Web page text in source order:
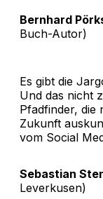
Bernhard
Buch-Autor)
Es gibt die
Und das nicht
Pfadfinder, die
Zukunft
vom Social
Sebastian
Leverkusen)